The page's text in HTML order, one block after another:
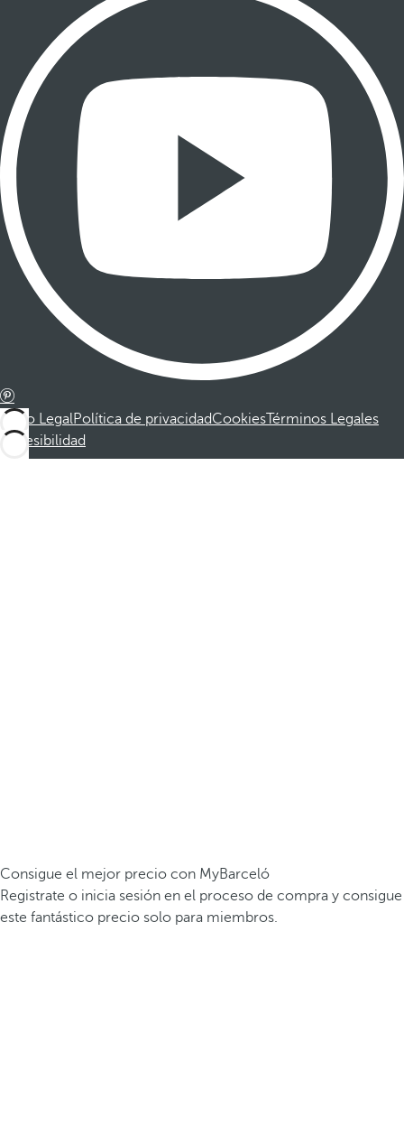
Aviso LegalPolítica de privacidadCookiesTérminos Legales
Accesibilidad
Consigue el mejor precio con MyBarceló
Registrate o inicia sesión en el proceso de compra y consigue
este fantástico precio solo para miembros.